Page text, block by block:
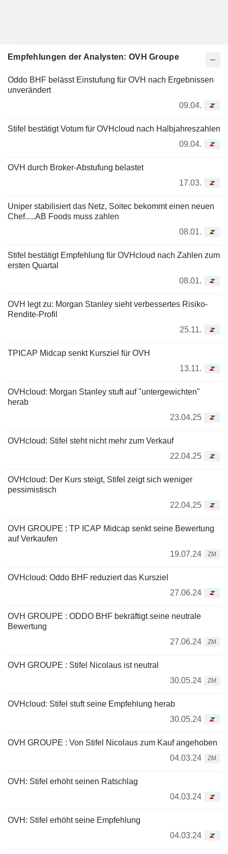
Empfehlungen der Analysten: OVH Groupe
Oddo BHF belässt Einstufung für OVH nach Ergebnissen
unverändert
09.04.
Stifel bestätigt Votum für OVHcloud nach Halbjahreszahlen
09.04.
OVH durch Broker-Abstufung belastet
17.03.
Uniper stabilisiert das Netz, Soitec bekommt einen neuen
Chef.....AB Foods muss zahlen
08.01.
Stifel bestätigt Empfehlung für OVHcloud nach Zahlen zum
ersten Quartal
08.01.
OVH legt zu: Morgan Stanley sieht verbessertes Risiko-
Rendite-Profil
25.11.
TPICAP Midcap senkt Kursziel für OVH
13.11.
OVHcloud: Morgan Stanley stuft auf "untergewichten"
herab
23.04.25
OVHcloud: Stifel steht nicht mehr zum Verkauf
22.04.25
OVHcloud: Der Kurs steigt, Stifel zeigt sich weniger
pessimistisch
22.04.25
OVH GROUPE : TP ICAP Midcap senkt seine Bewertung
auf Verkaufen
19.07.24
ZM
OVHcloud: Oddo BHF reduziert das Kursziel
27.06.24
OVH GROUPE : ODDO BHF bekräftigt seine neutrale
Bewertung
27.06.24
ZM
OVH GROUPE : Stifel Nicolaus ist neutral
30.05.24
ZM
OVHcloud: Stifel stuft seine Empfehlung herab
30.05.24
OVH GROUPE : Von Stifel Nicolaus zum Kauf angehoben
04.03.24
ZM
OVH: Stifel erhöht seinen Ratschlag
04.03.24
OVH: Stifel erhöht seine Empfehlung
04.03.24